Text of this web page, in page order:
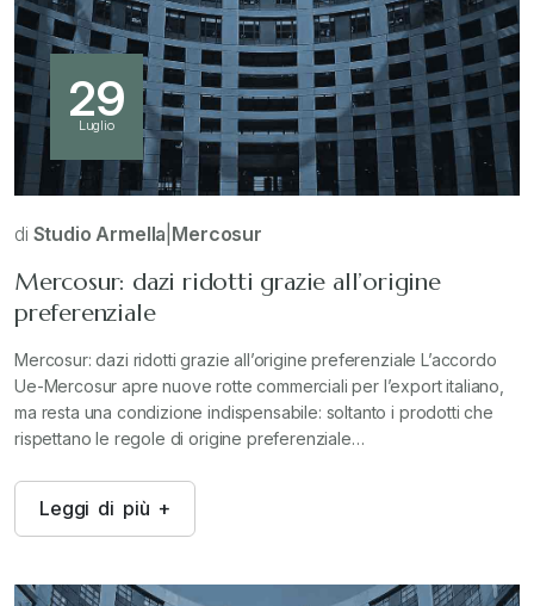
29
Luglio
di Studio Armella Mercosur
Mercosur: dazi ridotti grazie all’origine
preferenziale
Mercosur: dazi ridotti grazie all’origine preferenziale L’accordo
Ue-Mercosur apre nuove rotte commerciali per l’export italiano,
ma resta una condizione indispensabile: soltanto i prodotti che
rispettano le regole di origine preferenziale…
Leggi di più +